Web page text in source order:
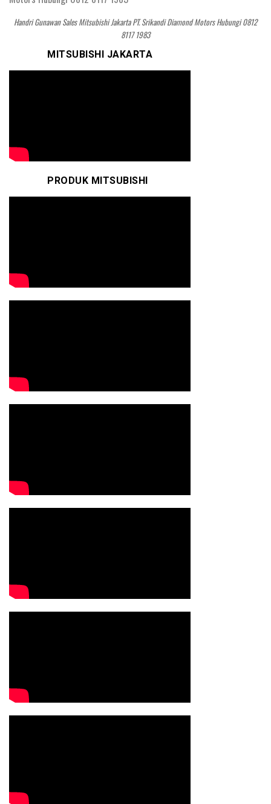
Handri Gunawan Sales Mitsubishi Jakarta PT. Srikandi Diamond Motors Hubungi 0812
8117 1983
MITSUBISHI JAKARTA
PRODUK MITSUBISHI